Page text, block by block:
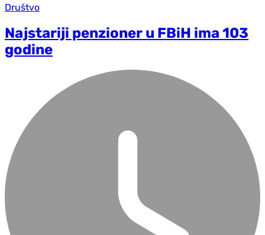
Društvo
Najstariji penzioner u FBiH ima 103
godine